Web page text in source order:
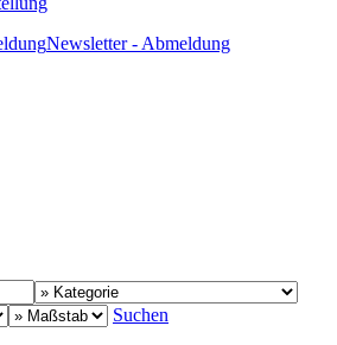
Newsletter - Abmeldung
Suchen